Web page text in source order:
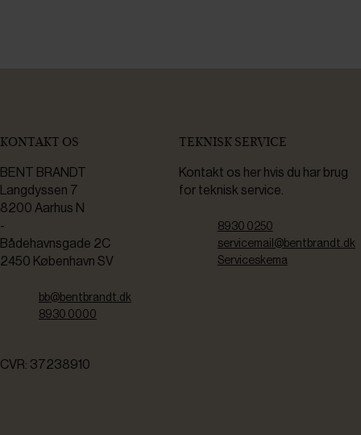
KONTAKT OS
BENT BRANDT
Langdyssen 7
8200 Aarhus N
-
Bådehavnsgade 2C
2450 København SV
bb@bentbrandt.dk
8930 0000
CVR: 37238910
TEKNISK SERVICE
Kontakt os her hvis du har brug
for teknisk service.
8930 0250
servicemail@bentbrandt.dk
Serviceskema